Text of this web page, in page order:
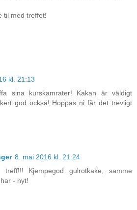
til med treffet!
kl. 21:13
sina kurskamrater! Kakan är väldigt
god också! Hoppas ni får det trevligt
8. mai 2016 kl. 21:24
Kjempegod gulrotkake, samme
- nyt!